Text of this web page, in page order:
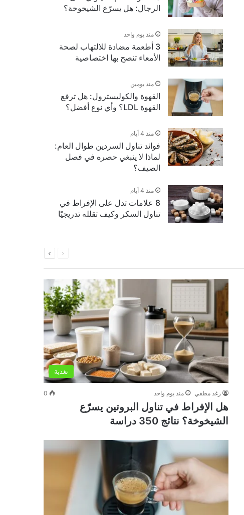
الرجال: هل يسرّع الشيخوخة؟
منذ يوم واحد
3 أطعمة مضادة للالتهاب لصحة
الأمعاء تنصح بها اختصاصية
منذ يومين
القهوة والكوليسترول: هل ترفع
القهوة LDL؟ وأي نوع أفضل؟
منذ 4 أيام
فوائد تناول السردين طوال العام:
لماذا لا ينبغي حصره في فصل
الصيف؟
منذ 4 أيام
8 علامات تدل على الإفراط في
تناول السكر وكيف تقلله تدريجيًا
الصفحةالصفحة
تغذية
رغد مطفي منذ يوم واحد 0
هل الإفراط في تناول البروتين يسرّع
الشيخوخة؟ نتائج 350 دراسة